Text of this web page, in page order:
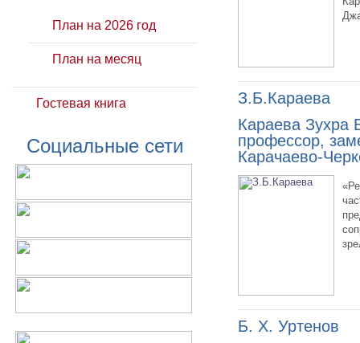
План на 2026 год
План на месяц
Гостевая книга
Социальные сети
З.Б.Караева
Караева Зухра
профессор,
Карачаево-
Б. Х. Уртенов